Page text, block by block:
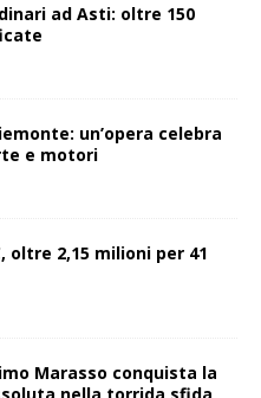
ad Asti: oltre 150
un’opera celebra
e motori
oltre 2,15 milioni per 41
Marasso conquista la